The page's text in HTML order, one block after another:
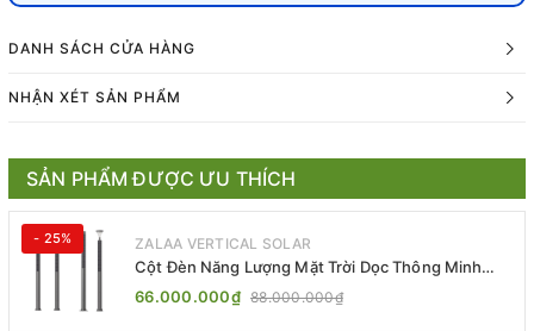
DANH SÁCH CỬA HÀNG
NHẬN XÉT SẢN PHẨM
SẢN PHẨM ĐƯỢC ƯU THÍCH
- 25% ZALAA VERTICAL SOLAR
Cột Đèn Năng Lượng Mặt Trời Dọc Thông Minh
ZSR-YYDS-360 | ZALAA Jsc
66.000.000₫ 88.000.000₫